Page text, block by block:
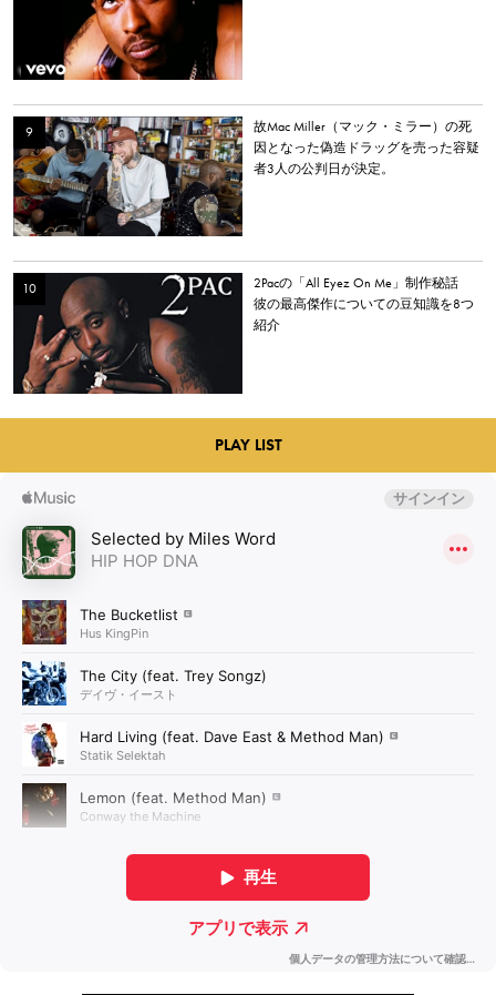
故Mac Miller（マック・ミラー）の死
因となった偽造ドラッグを売った容疑
者3人の公判日が決定。
2Pacの「All Eyez On Me」制作秘話
彼の最高傑作についての豆知識を8つ
紹介
PLAY LIST